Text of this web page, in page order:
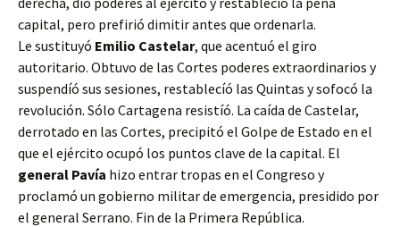
capital, pero prefirió dimitir antes que ordenarla.
Le sustituyó Emilio Castelar, que acentuó el giro
autoritario. Obtuvo de las Cortes poderes extraordinarios y
suspendíó sus sesiones, restablecíó las Quintas y sofocó la
revolución. Sólo Cartagena resistíó. La caída de Castelar,
derrotado en las Cortes, precipitó el Golpe de Estado en el
que el ejército ocupó los puntos clave de la capital. El
general Pavía hizo entrar tropas en el Congreso y
proclamó un gobierno militar de emergencia, presidido por
el general Serrano. Fin de la Primera República.